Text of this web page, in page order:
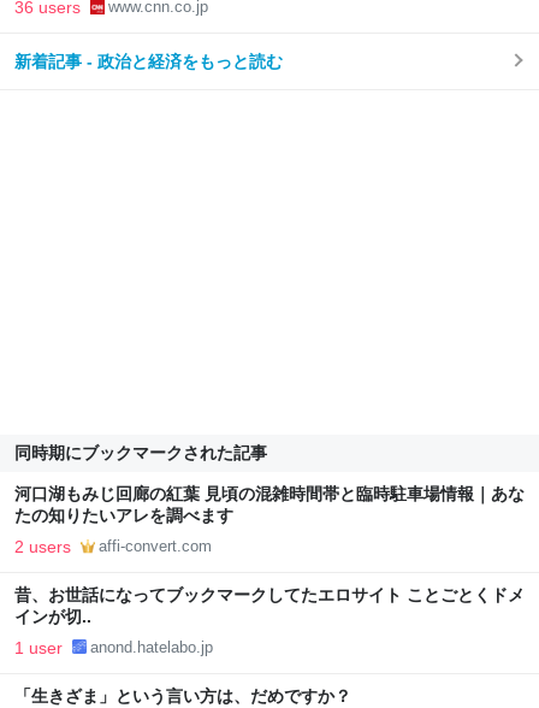
36 users www.cnn.co.jp
新着記事 - 政治と経済をもっと読む
同時期にブックマークされた記事
河口湖もみじ回廊の紅葉 見頃の混雑時間帯と臨時駐車場情報｜あな
たの知りたいアレを調べます
2 users affi-convert.com
昔、お世話になってブックマークしてたエロサイト ことごとくドメ
インが切..
1 user anond.hatelabo.jp
「生きざま」という言い方は、だめですか？